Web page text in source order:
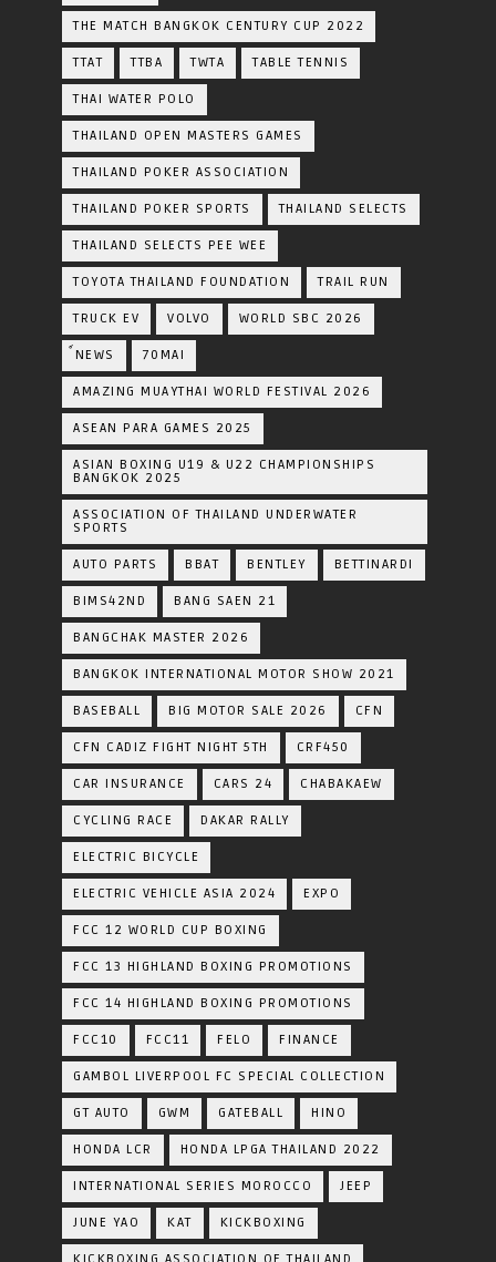
THE MATCH BANGKOK CENTURY CUP 2022
TTAT TTBA TWTA TABLE TENNIS
THAI WATER POLO
THAILAND OPEN MASTERS GAMES
THAILAND POKER ASSOCIATION
THAILAND POKER SPORTS THAILAND SELECTS
THAILAND SELECTS PEE WEE
TOYOTA​ THAILAND​ FOUNDATION TRAIL RUN
TRUCK EV VOLVO WORLD SBC 2026
์NEWS 70MAI
AMAZING MUAYTHAI WORLD FESTIVAL 2026
ASEAN PARA GAMES 2025
ASIAN BOXING U19 & U22 CHAMPIONSHIPS
BANGKOK 2025
ASSOCIATION OF THAILAND UNDERWATER
SPORTS
AUTO PARTS BBAT BENTLEY BETTINARDI
BIMS42ND BANG SAEN 21
BANGCHAK MASTER 2026
BANGKOK INTERNATIONAL MOTOR SHOW 2021
BASEBALL BIG MOTOR SALE 2026 CFN
CFN CADIZ FIGHT NIGHT 5TH CRF450
CAR INSURANCE CARS 24 CHABAKAEW
CYCLING RACE DAKAR RALLY
ELECTRIC BICYCLE
ELECTRIC VEHICLE ASIA 2024 EXPO
FCC 12 WORLD CUP BOXING
FCC 13 HIGHLAND BOXING PROMOTIONS
FCC 14 HIGHLAND BOXING PROMOTIONS
FCC10 FCC11 FELO FINANCE
GAMBOL LIVERPOOL FC SPECIAL COLLECTION
GT AUTO GWM GATEBALL HINO
HONDA LCR HONDA LPGA THAILAND 2022
INTERNATIONAL SERIES MOROCCO JEEP
JUNE YAO KAT KICKBOXING